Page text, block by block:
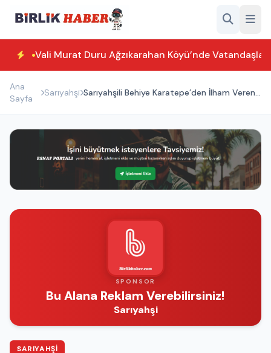
Vali Murat Duru Ağzıkarahan Köyü’nde
Ana
Sayfa
Sarıyahşi Sarıyahşili Behiye Karatepe’den İlham Veren
SPONSOR
Bu Alana Reklam Verebilirsiniz!
Sarıyahşi
SARIYAHŞI